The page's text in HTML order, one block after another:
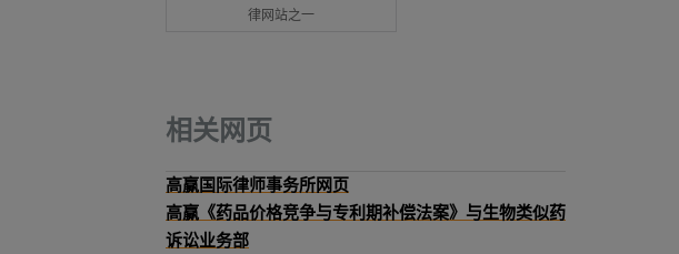
律网站之一
相关网页
高赢国际律师事务所网页
高赢《药品价格竞争与专利期补偿法案》与生物类似药
诉讼业务部